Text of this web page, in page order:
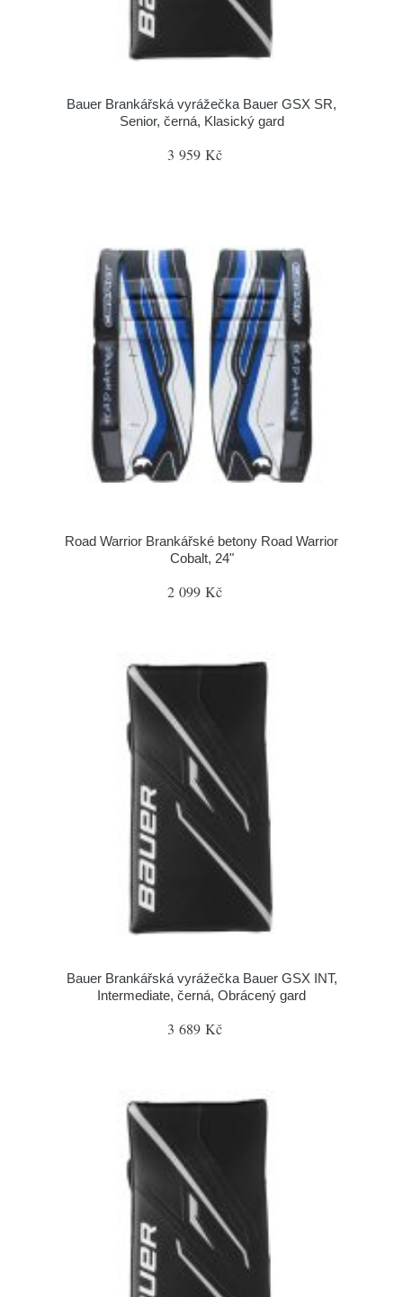
Bauer Brankářská vyrážečka Bauer GSX SR,
Senior, černá, Klasický gard
3 959 Kč
Road Warrior Brankářské betony Road Warrior
Cobalt, 24"
2 099 Kč
Bauer Brankářská vyrážečka Bauer GSX INT,
Intermediate, černá, Obrácený gard
3 689 Kč